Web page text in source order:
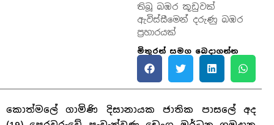
තිබූ බඹර කූඩුවක්
ඇවිස්සීමෙන් දරුණු බඹර
ප්‍රහාරයක්
මිතුරන් සමග බෙදාගන්න
කොත්මලේ ගාමිණි දිසානායක ජාතික පාසලේ අද